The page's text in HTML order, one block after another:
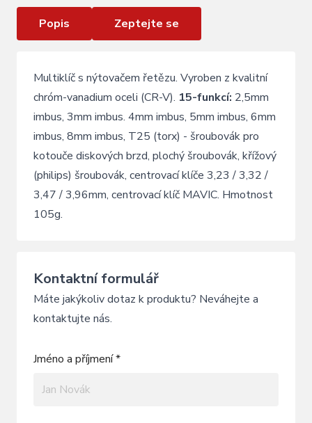
Popis Zeptejte se
Multiklíč s nýtovačem řetězu. Vyroben z kvalitní
chróm-vanadium oceli (CR-V). 15-funkcí: 2,5mm
imbus, 3mm imbus. 4mm imbus, 5mm imbus, 6mm
imbus, 8mm imbus, T25 (torx) - šroubovák pro
kotouče diskových brzd, plochý šroubovák, křížový
(philips) šroubovák, centrovací klíče 3,23 / 3,32 /
3,47 / 3,96mm, centrovací klíč MAVIC. Hmotnost
105g.
Kontaktní formulář
Máte jakýkoliv dotaz k produktu? Neváhejte a
kontaktujte nás.
Jméno a příjmení *